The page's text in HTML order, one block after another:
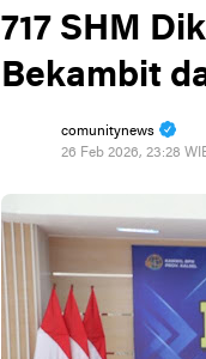
717 SHM
Bekambit
comunitynews
26 Feb 2026, 23:28